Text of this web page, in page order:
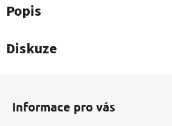
Popis
Diskuze
Informace pro vás